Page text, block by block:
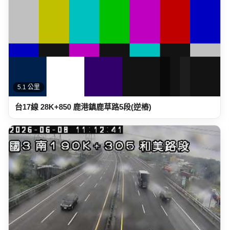
5.1 公里
台17線 28K+850 鹿港鎮鹿草路5段(逆樁)